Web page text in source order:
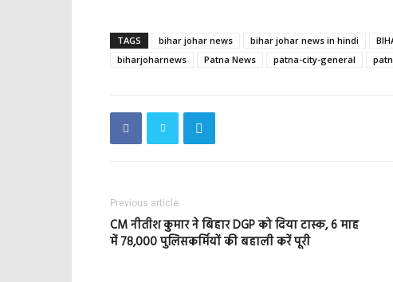
TAGS bihar johar news bihar johar news in hindi
biharjoharnews
Patna News patna-city-general
Previous article
CM नीतीश कुमार ने बिहार DGP को दिया टास्क, 6 माह
में 78,000 पुलिसकर्मियों की बहाली करें पूरी